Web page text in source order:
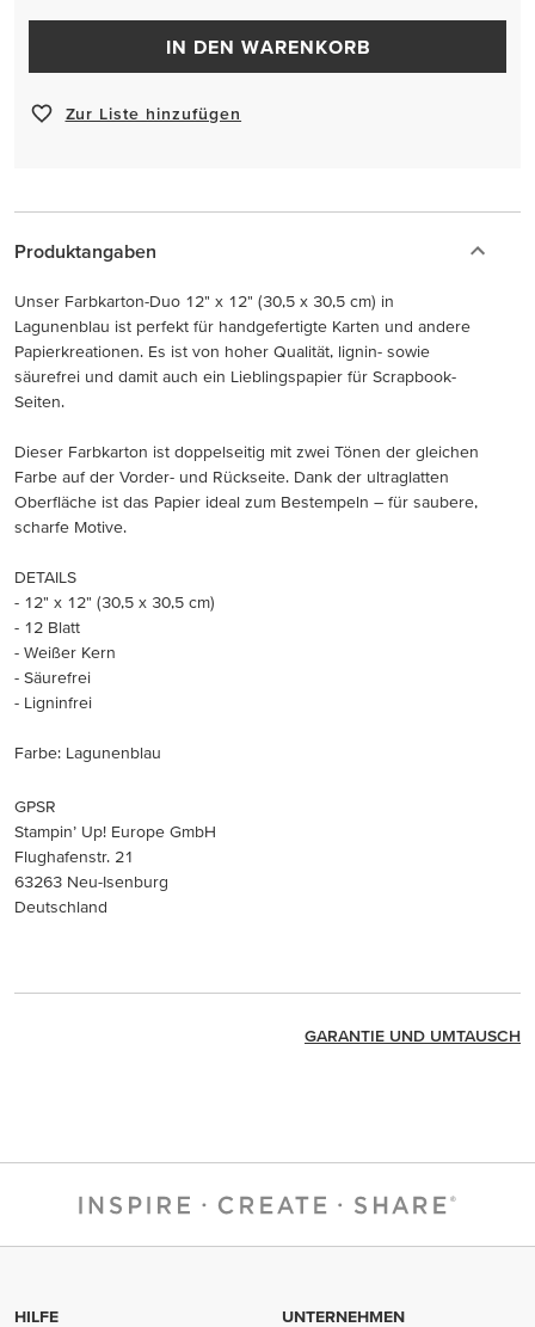
IN DEN WARENKORB
Zur Liste hinzufügen
Produktangaben
Unser Farbkarton-Duo 12" x 12" (30,5 x 30,5 cm) in
Lagunenblau ist perfekt für handgefertigte Karten und andere
Papierkreationen. Es ist von hoher Qualität, lignin- sowie
säurefrei und damit auch ein Lieblingspapier für Scrapbook-
Seiten.
Dieser Farbkarton ist doppelseitig mit zwei Tönen der gleichen
Farbe auf der Vorder- und Rückseite. Dank der ultraglatten
Oberfläche ist das Papier ideal zum Bestempeln – für saubere,
scharfe Motive.
DETAILS
- 12" x 12" (30,5 x 30,5 cm)
- 12 Blatt
- Weißer Kern
- Säurefrei
- Ligninfrei
Farbe: Lagunenblau
GPSR
Stampin’ Up! Europe GmbH
Flughafenstr. 21
63263 Neu-Isenburg
Deutschland
GARANTIE UND UMTAUSCH
HILFE UNTERNEHMEN